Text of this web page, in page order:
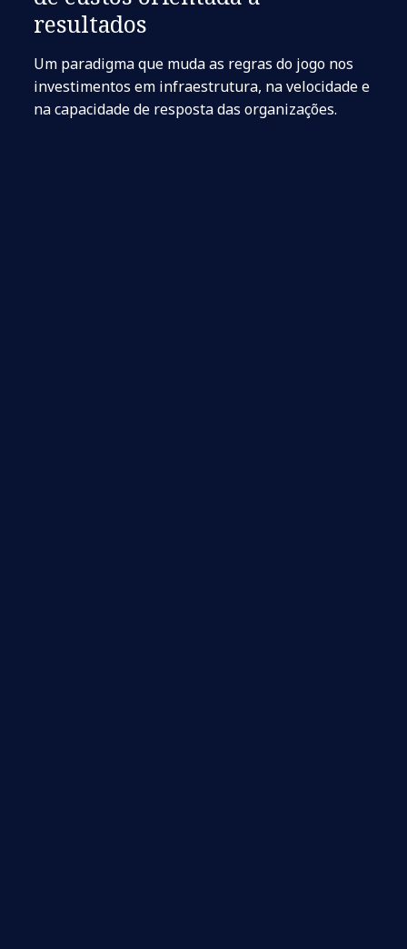
resultados
Um paradigma que muda as regras do jogo nos
investimentos em infraestrutura, na velocidade e
na capacidade de resposta das organizações.